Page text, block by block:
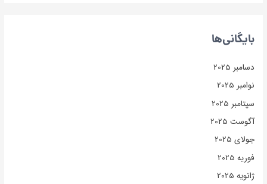
بایگانی‌ها
دسامبر 2025
نوامبر 2025
سپتامبر 2025
آگوست 2025
جولای 2025
فوریه 2025
ژانویه 2025